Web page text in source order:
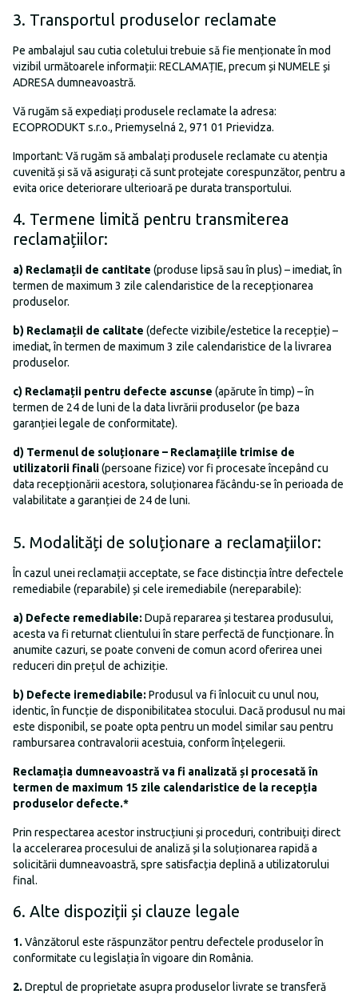
3. Transportul produselor reclamate
Pe ambalajul sau cutia coletului trebuie să fie menționate în mod
vizibil următoarele informații: RECLAMAȚIE, precum și NUMELE și
ADRESA dumneavoastră.
Vă rugăm să expediați produsele reclamate la adresa:
ECOPRODUKT s.r.o., Priemyselná 2, 971 01 Prievidza.
Important: Vă rugăm să ambalați produsele reclamate cu atenția
cuvenită și să vă asigurați că sunt protejate corespunzător, pentru a
evita orice deteriorare ulterioară pe durata transportului.
4. Termene limită pentru transmiterea
reclamațiilor:
a) Reclamații de cantitate (produse lipsă sau în plus) – imediat, în
termen de maximum 3 zile calendaristice de la recepționarea
produselor.
b) Reclamații de calitate (defecte vizibile/estetice la recepție) –
imediat, în termen de maximum 3 zile calendaristice de la livrarea
produselor.
c) Reclamații pentru defecte ascunse (apărute în timp) – în
termen de 24 de luni de la data livrării produselor (pe baza
garanției legale de conformitate).
d) Termenul de soluționare – Reclamațiile trimise de
utilizatorii finali(persoane fizice) vor fi procesate începând cu
data recepționării acestora, soluționarea făcându-se în perioada de
valabilitate a garanției de 24 de luni.
5. Modalități de soluționare a reclamațiilor:
În cazul unei reclamații acceptate, se face distincția între defectele
remediabile (reparabile) și cele iremediabile (nereparabile):
a) Defecte remediabile: După repararea și testarea produsului,
acesta va fi returnat clientului în stare perfectă de funcționare. În
anumite cazuri, se poate conveni de comun acord oferirea unei
reduceri din prețul de achiziție.
b) Defecte iremediabile: Produsul va fi înlocuit cu unul nou,
identic, în funcție de disponibilitatea stocului. Dacă produsul nu mai
este disponibil, se poate opta pentru un model similar sau pentru
rambursarea contravalorii acestuia, conform înțelegerii.
Reclamația dumneavoastră va fi analizată și procesată în
termen de maximum 15 zile calendaristice de la recepția
produselor defecte.*
Prin respectarea acestor instrucțiuni și proceduri, contribuiți direct
la accelerarea procesului de analiză și la soluționarea rapidă a
solicitării dumneavoastră, spre satisfacția deplină a utilizatorului
final.
6. Alte dispoziții și clauze legale
1. Vânzătorul este răspunzător pentru defectele produselor în
conformitate cu legislația în vigoare din România.
2. Dreptul de proprietate asupra produselor livrate se transferă